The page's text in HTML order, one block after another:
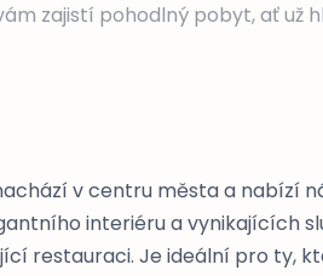
zajistí pohodlný pobyt, ať už
v centru města a nabízí
interiéru a vynikajících
restauraci. Je ideální pro ty,